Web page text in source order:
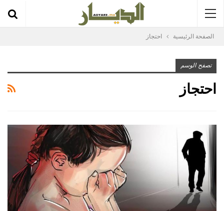
الصفحة الرئيسية احتجاز
تصفح الوسم
احتجاز